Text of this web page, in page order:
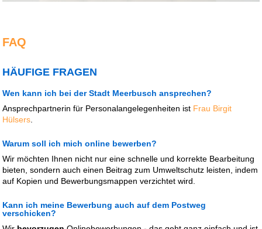
FAQ
HÄUFIGE FRAGEN
Wen kann ich bei der Stadt Meerbusch ansprechen?
Ansprechpartnerin für Personalangelegenheiten ist Frau Birgit
Hülsers
Warum soll ich mich online bewerben?
Wir möchten Ihnen nicht nur eine schnelle und korrekte Bearbeitung
bieten, sondern auch einen Beitrag zum Umweltschutz leisten, indem
auf Kopien und Bewerbungsmappen verzichtet wird.
Kann ich meine Bewerbung auch auf dem Postweg
verschicken?